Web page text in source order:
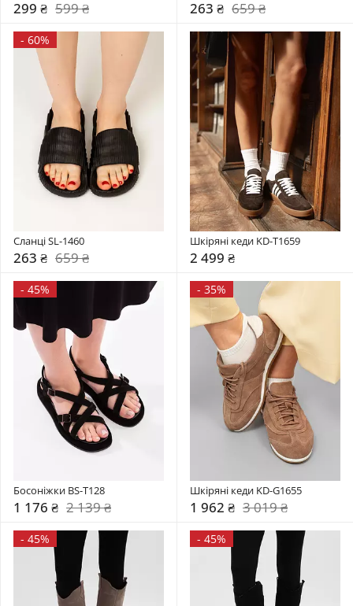
299 ₴ 599 ₴ 263 ₴ 659 ₴
- 60%
Сланці SL-1460
263 ₴ 659 ₴
Шкіряні кеди KD-T1659
2 499 ₴
- 45%
Босоніжки BS-T128
1 176 ₴ 2 139 ₴
- 35%
Шкіряні кеди KD-G1655
1 962 ₴ 3 019 ₴
- 45% - 45%